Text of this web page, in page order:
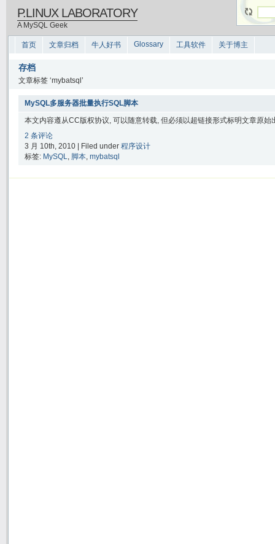
P.LINUX LABORATORY
A MySQL Geek
首页 文章归档 牛人好书 Glossary 工具软件 关于博主
存档
文章标签 ‘mybatsql’
MySQL多服务器批量执行SQL脚本
本文内容遵从CC版权协议, 可以随意转载, 但必须以超链接形式标明文章原
2 条评论
3 月 10th, 2010 | Filed under 程序设计
标签: MySQL, 脚本, mybatsql